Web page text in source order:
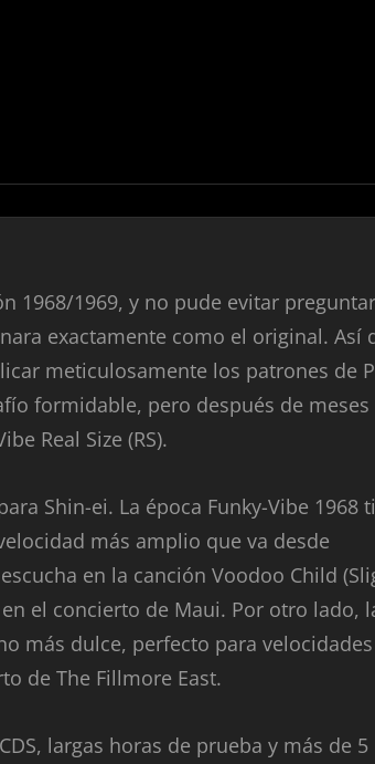
1968/1969, y no pude evitar
exactamente como el original. Así
meticulosamente los patrones de
formidable, pero después de meses
Real Size (RS).
Shin-ei. La época Funky-Vibe 1968
más amplio que va desde
en la canción Voodoo Child
el concierto de Maui. Por otro lado,
más dulce, perfecto para
de The Fillmore East.
largas horas de prueba y más de 5